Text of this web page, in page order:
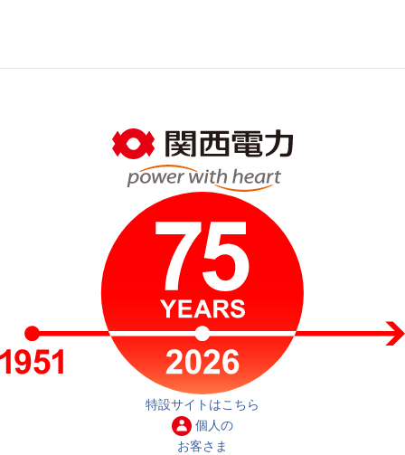
特設サイトはこちら
個人の
お客さま